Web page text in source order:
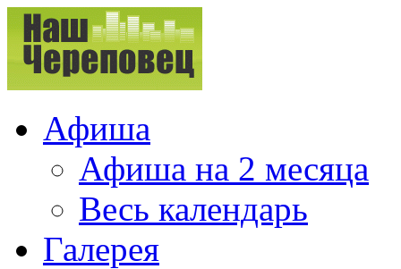
Афиша
Афиша на 2 месяца
Весь календарь
Галерея